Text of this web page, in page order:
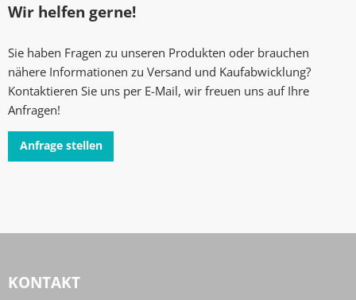
Wir helfen gerne!
Sie haben Fragen zu unseren Produkten oder brauchen
nähere Informationen zu Versand und Kaufabwicklung?
Kontaktieren Sie uns per E-Mail, wir freuen uns auf Ihre
Anfragen!
Anfrage stellen
KONTAKT